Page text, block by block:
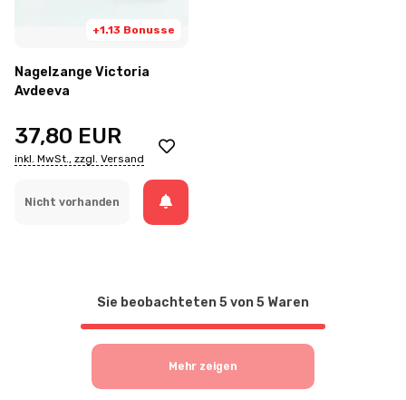
+1.13 Bonusse
Nagelzange Victoria
Avdeeva
37,80 EUR
inkl. MwSt., zzgl. Versand
Nicht vorhanden
Sie beobachteten5von5 Waren
Mehr zeigen